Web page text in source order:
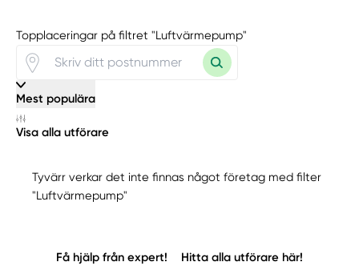
Topplaceringar på filtret "Luftvärmepump"
Mest populära
Visa alla utförare
Tyvärr verkar det inte finnas något företag med filter
"Luftvärmepump"
Få hjälp från expert! Hitta alla utförare här!